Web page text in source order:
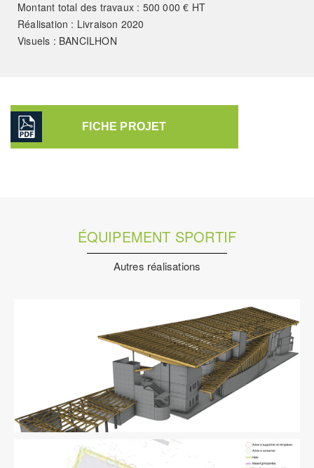
Montant total des travaux : 500 000 € HT
Réalisation : Livraison 2020
Visuels : BANCILHON
FICHE PROJET
ÉQUIPEMENT SPORTIF
Autres réalisations
Équipement Sportif Structure